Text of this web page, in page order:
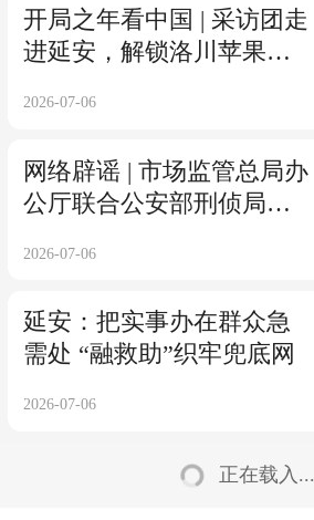
开局之年看中国 | 采访团走
进延安，解锁洛川苹果的
2026-07-06
网络辟谣 | 市场监管总局办
公厅联合公安部刑侦局发
文件，都是骗子设的圈
2026-07-06
延安：把实事办在群众急
需处 “融救助”织牢兜底网
2026-07-06
正在载入...